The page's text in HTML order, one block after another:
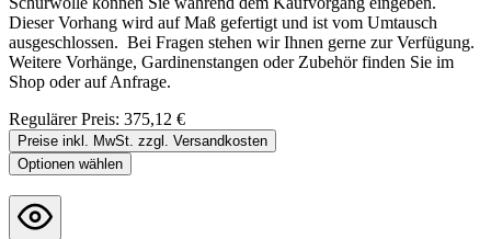
Dieser Vorhang wird auf Maß gefertigt und ist vom Umtausch
ausgeschlossen. Bei Fragen stehen wir Ihnen gerne zur Verfügung.
Weitere Vorhänge, Gardinenstangen oder Zubehör finden Sie im
Shop oder auf Anfrage.
Regulärer Preis: 375,12 €
Preise inkl. MwSt. zzgl. Versandkosten
Optionen wählen